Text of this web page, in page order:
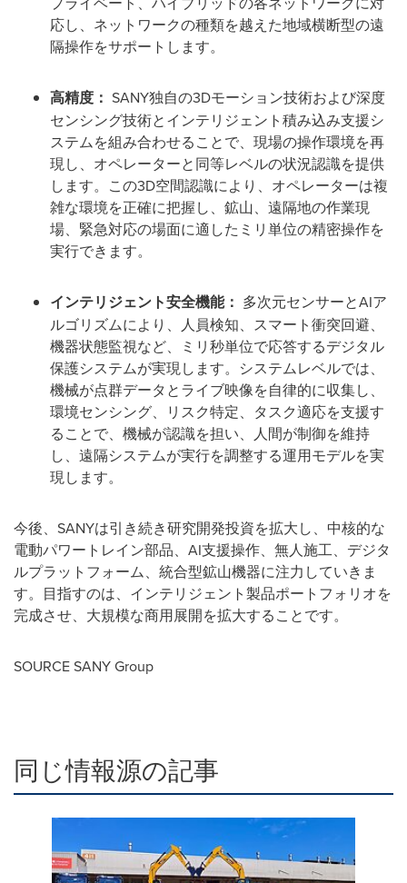
応し、ネットワークの種類を越えた地域横断型の遠
隔操作をサポートします。
高精度： SANY独自の3Dモーション技術および深度
センシング技術とインテリジェント積み込み支援シ
ステムを組み合わせることで、現場の操作環境を再
現し、オペレーターと同等レベルの状況認識を提供
します。この3D空間認識により、オペレーターは複
雑な環境を正確に把握し、鉱山、遠隔地の作業現
場、緊急対応の場面に適したミリ単位の精密操作を
実行できます。
インテリジェント安全機能： 多次元センサーとAIア
ルゴリズムにより、人員検知、スマート衝突回避、
機器状態監視など、ミリ秒単位で応答するデジタル
保護システムが実現します。システムレベルでは、
機械が点群データとライブ映像を自律的に収集し、
環境センシング、リスク特定、タスク適応を支援す
ることで、機械が認識を担い、人間が制御を維持
し、遠隔システムが実行を調整する運用モデルを実
現します。
今後、SANYは引き続き研究開発投資を拡大し、中核的な
電動パワートレイン部品、AI支援操作、無人施工、デジタ
ルプラットフォーム、統合型鉱山機器に注力していきま
す。目指すのは、インテリジェント製品ポートフォリオを
完成させ、大規模な商用展開を拡大することです。
SOURCE SANY Group
同じ情報源の記事